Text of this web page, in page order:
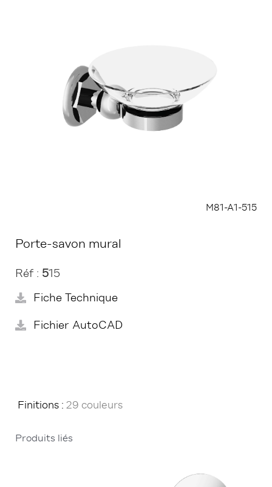
M81-A1-515
Porte-savon mural
Réf : 515
Fiche Technique
Fichier AutoCAD
Finitions : 29 couleurs
Produits liés